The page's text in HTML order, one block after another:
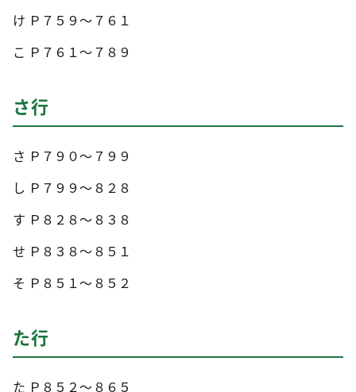
け Ｐ７５９～７６１
こ Ｐ７６１～７８９
さ行
さ Ｐ７９０～７９９
し Ｐ７９９～８２８
す Ｐ８２８～８３８
せ Ｐ８３８～８５１
そ Ｐ８５１～８５２
た行
た Ｐ８５２～８６５